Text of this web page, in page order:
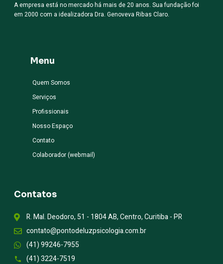
A empresa está no mercado há mais de 20 anos. Sua fundação foi
em 2000 com a idealizadora Dra. Genoveva Ribas Claro.
Menu
Quem Somos
Serviços
Profissionais
Nosso Espaço
Contato
Colaborador (webmail)
Contatos
R. Mal. Deodoro, 51 - 1804 AB, Centro, Curitiba - PR
contato@pontodeluzpsicologia.com.br
(41) 99246-7955
(41) 3224-7519